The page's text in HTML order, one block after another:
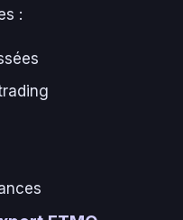
: